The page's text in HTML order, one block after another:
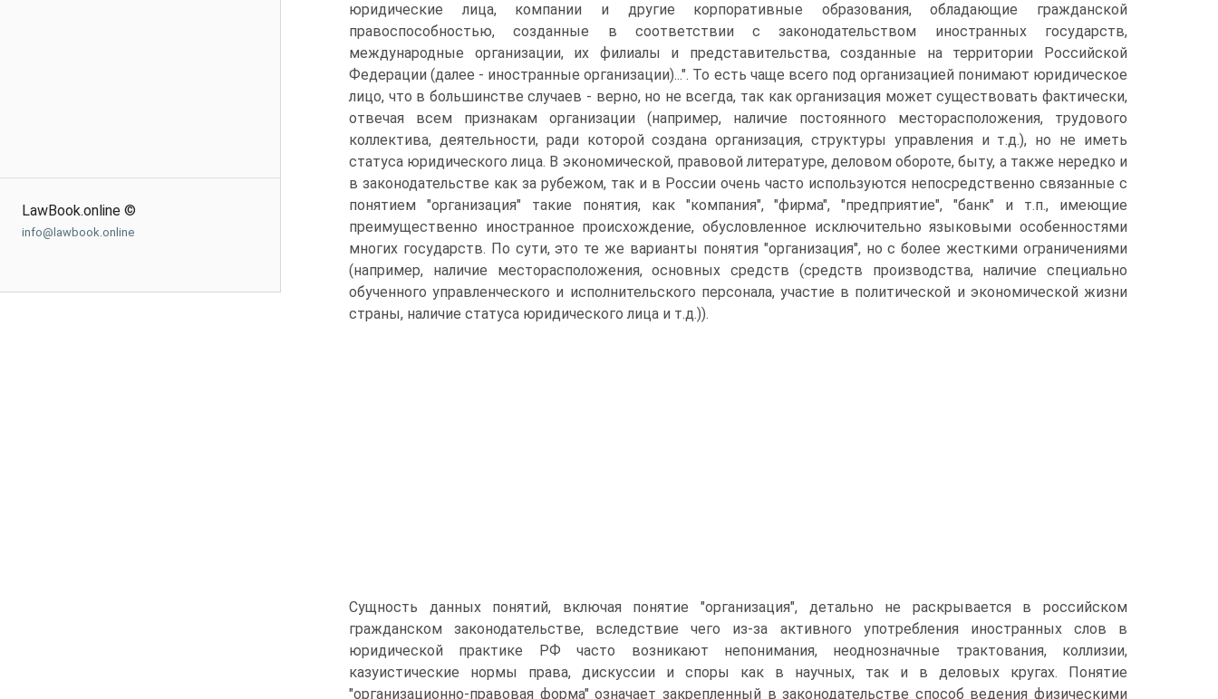
LawBook.online ©
info@lawbook.online
юридические лица, компании и другие корпоративные образования, обладающие гражданской
правоспособностью, созданные в соответствии с законодательством иностранных государств,
международные организации, их филиалы и представительства, созданные на территории Российской
Федерации (далее - иностранные организации)...". То есть чаще всего под организацией понимают юридическое
лицо, что в большинстве случаев - верно, но не всегда, так как организация может существовать фактически,
отвечая всем признакам организации (например, наличие постоянного месторасположения, трудового
коллектива, деятельности, ради которой создана организация, структуры управления и т.д.), но не иметь
статуса юридического лица. В экономической, правовой литературе, деловом обороте, быту, а также нередко и
в законодательстве как за рубежом, так и в России очень часто используются непосредственно связанные с
понятием "организация" такие понятия, как "компания", "фирма", "предприятие", "банк" и т.п., имеющие
преимущественно иностранное происхождение, обусловленное исключительно языковыми особенностями
многих государств. По сути, это те же варианты понятия "организация", но с более жесткими ограничениями
(например, наличие месторасположения, основных средств (средств производства, наличие специально
обученного управленческого и исполнительского персонала, участие в политической и экономической жизни
страны, наличие статуса юридического лица и т.д.)).
Сущность данных понятий, включая понятие "организация", детально не раскрывается в российском
гражданском законодательстве, вследствие чего из-за активного употребления иностранных слов в
юридической практике РФ часто возникают непонимания, неоднозначные трактования, коллизии,
казуистические нормы права, дискуссии и споры как в научных, так и в деловых кругах. Понятие
"организационно-правовая форма" означает закрепленный в законодательстве способ ведения физическими